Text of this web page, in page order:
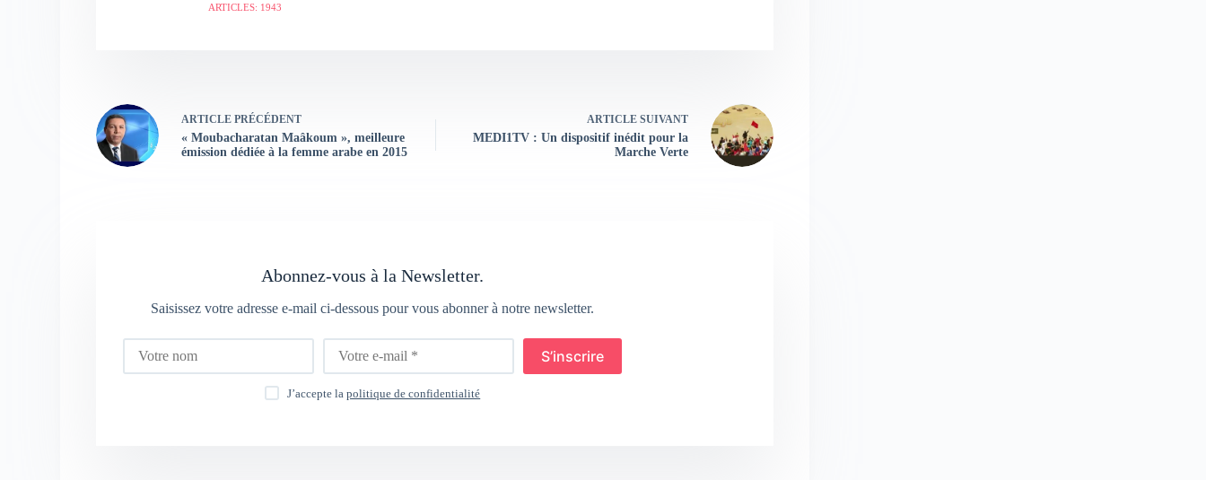
ARTICLES: 1943
ARTICLE PRÉCÉDENT
« Moubacharatan Maâkoum », meilleure
émission dédiée à la femme arabe en 2015
ARTICLESUIVANT
MEDI1TV : Un dispositif inédit pour la
Marche Verte
Abonnez-vous à la Newsletter.
Saisissez votre adresse e-mail ci-dessous pour vous abonner à notre newsletter.
S’inscrire
J’accepte lapolitique de confidentialité